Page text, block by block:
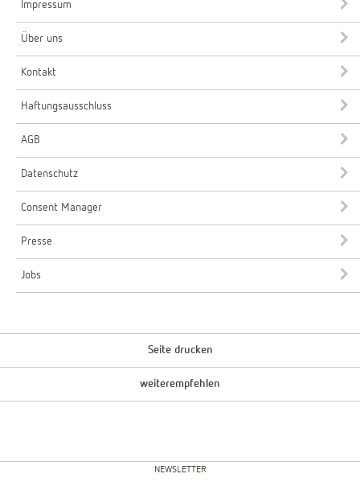
Impressum
Über uns
Kontakt
Haftungsausschluss
AGB
Datenschutz
Consent Manager
Presse
Jobs
Seite drucken
weiterempfehlen
NEWSLETTER